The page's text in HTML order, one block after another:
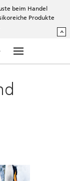
beim Handel
Produkte
^